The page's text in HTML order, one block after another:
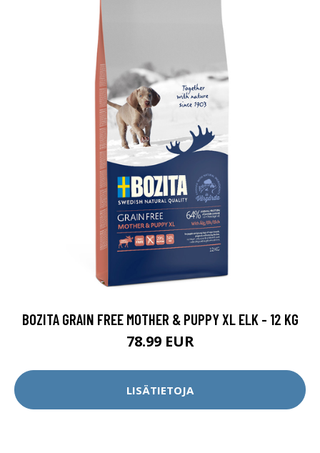
BOZITA GRAIN FREE MOTHER & PUPPY XL ELK - 12 KG
78.99 EUR
LISÄTIETOJA